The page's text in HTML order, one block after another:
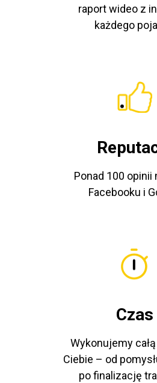
raport wideo z
każdego
Ponad 100 opinii
Facebooku i
Czas
Wykonujemy
Ciebie – od
po finalizację